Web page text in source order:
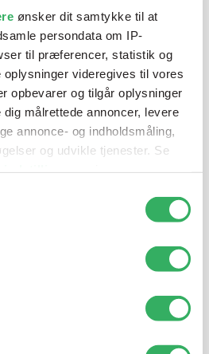
ønsker dit samtykke til at
persondata om IP-
til præferencer, statistik og
videregives til vores
opbevarer og tilgår oplysninger
målrettede annoncer, levere
annonce- og indholdsmåling,
og udvikle tjenester. Se
fra vores
ved at trykke på "Privacy
vi hjælpe dig.
07:00-15:30
07:00-13:45